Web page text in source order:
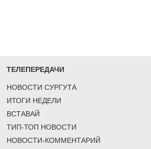
ТЕЛЕПЕРЕДАЧИ
НОВОСТИ СУРГУТА
ИТОГИ НЕДЕЛИ
ВСТАВАЙ
ТИП-ТОП НОВОСТИ
НОВОСТИ-КОММЕНТАРИЙ